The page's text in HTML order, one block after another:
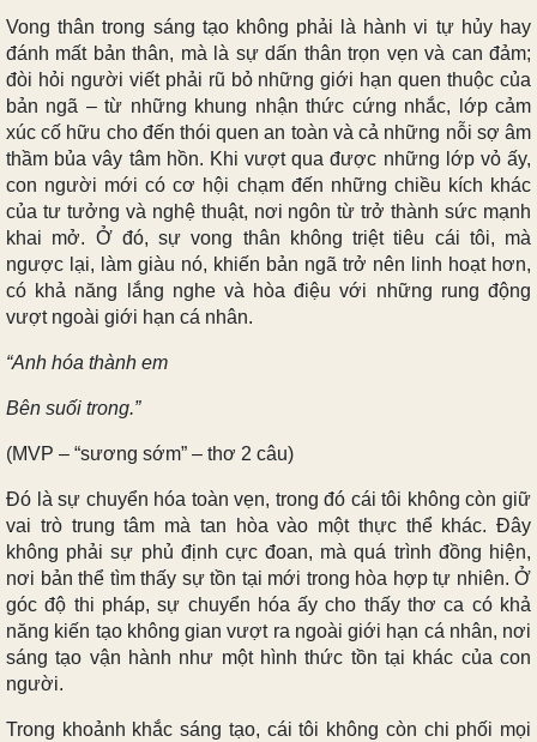
Vong thân trong sáng tạo không phải là hành vi tự hủy hay
đánh mất bản thân, mà là sự dấn thân trọn vẹn và can đảm;
đòi hỏi người viết phải rũ bỏ những giới hạn quen thuộc của
bản ngã – từ những khung nhận thức cứng nhắc, lớp cảm
xúc cố hữu cho đến thói quen an toàn và cả những nỗi sợ âm
thầm bủa vây tâm hồn. Khi vượt qua được những lớp vỏ ấy,
con người mới có cơ hội chạm đến những chiều kích khác
của tư tưởng và nghệ thuật, nơi ngôn từ trở thành sức mạnh
khai mở. Ở đó, sự vong thân không triệt tiêu cái tôi, mà
ngược lại, làm giàu nó, khiến bản ngã trở nên linh hoạt hơn,
có khả năng lắng nghe và hòa điệu với những rung động
vượt ngoài giới hạn cá nhân.
“Anh hóa thành em
Bên suối trong.”
(MVP – “sương sớm” – thơ 2 câu)
Đó là sự chuyển hóa toàn vẹn, trong đó cái tôi không còn giữ
vai trò trung tâm mà tan hòa vào một thực thể khác. Đây
không phải sự phủ định cực đoan, mà quá trình đồng hiện,
nơi bản thể tìm thấy sự tồn tại mới trong hòa hợp tự nhiên. Ở
góc độ thi pháp, sự chuyển hóa ấy cho thấy thơ ca có khả
năng kiến tạo không gian vượt ra ngoài giới hạn cá nhân, nơi
sáng tạo vận hành như một hình thức tồn tại khác của con
người.
Trong khoảnh khắc sáng tạo, cái tôi không còn chi phối mọi